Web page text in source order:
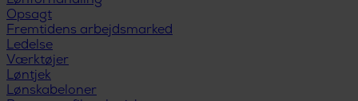
Opsagt
Fremtidens arbejdsmarked
Ledelse
Værktøjer
Løntjek
Lønskabeloner